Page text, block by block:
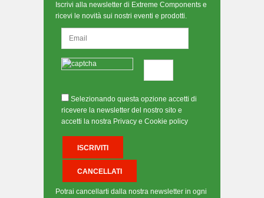
Iscrivi alla newsletter di Extreme Components e
ricevi le novità sui nostri eventi e prodotti.
Selezionando questa opzione accetti di
ricevere la newsletter del nostro sito e
accetti la nostra Privacy e Cookie policy
Potrai cancellarti dalla nostra newsletter in ogni